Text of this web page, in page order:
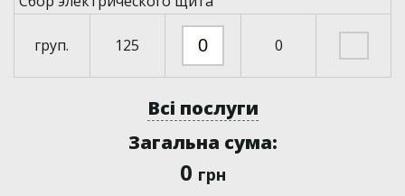
груп. 125 0
Всі послуги
Загальна сума:
0 грн